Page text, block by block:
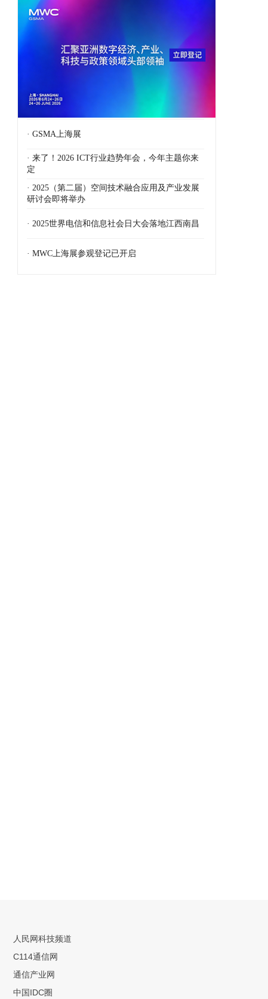
· GSMA上海展
· 来了！2026 ICT行业趋势年会，今年主题你来
定
· 2025（第二届）空间技术融合应用及产业发展
研讨会即将举办
· 2025世界电信和信息社会日大会落地江西南昌
· MWC上海展参观登记已开启
人民网科技频道
C114通信网
通信产业网
中国IDC圈